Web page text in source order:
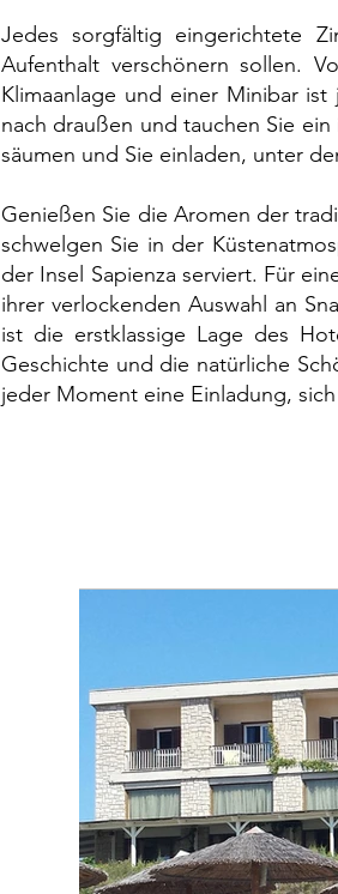
Jedes sorgfältig eingerichtete
Aufenthalt verschönern sollen.
Klimaanlage und einer Minibar
nach draußen und tauchen Sie
säumen und Sie einladen, unter
Genießen Sie die Aromen der
schwelgen Sie in der
der Insel Sapienza serviert. Für
ihrer verlockenden Auswahl an
ist die erstklassige Lage des
Geschichte und die natürliche
jeder Moment eine Einladung,